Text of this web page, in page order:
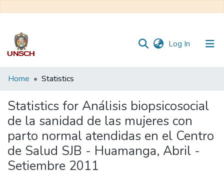
Log In (current)
Communities
Collections
All of DSpace
Home Statistics
Statistics for Análisis biopsicosocial
de la sanidad de las mujeres con
parto normal atendidas en el Centro
de Salud SJB - Huamanga, Abril -
Setiembre 2011